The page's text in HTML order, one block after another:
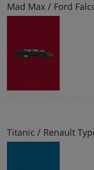
Mad Max / Ford
Titanic / Renault